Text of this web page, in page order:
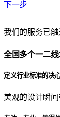
下一步
贵公司预算范围
贵公司的团队规
我们的服务已触
全国多个一二
定义行业标准的决
美观的设计瞬